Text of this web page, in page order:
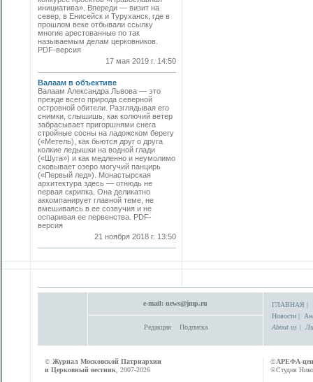
инициатива». Впереди — визит на
север, в Енисейск и Туруханск, где в
прошлом веке отбывали ссылку
многие арестованные по так
называемым делам церковников.
PDF-версия
17 мая 2019 г. 14:50
Валаам в объективе
Валаам Александра Львова — это
прежде всего природа северной
островной обители. Разглядывая его
снимки, слышишь, как колючий ветер
забрасывает пригоршнями снега
стройные сосны на ладожском берегу
(«Метель), как бьются друг о друга
колкие ледышки на водной глади
(«Шуга») и как медленно и неумолимо
сковывает озеро могучий панцирь
(«Первый лед»). Монастырская
архитектура здесь — отнюдь не
первая скрипка. Она деликатно
аккомпанирует главной теме, не
вмешиваясь в ее созвучия и не
оспаривая ее первенства. PDF-
версия
21 ноября 2018 г. 13:50
e-mail: news@jmp.ru
Редакция Подписка
ГЛАВНАЯ |
Новости |
About us |
© Журнал Московской Патриархии
и Церковный вестник , 2007-2026
©АРЕФА-
©Студия